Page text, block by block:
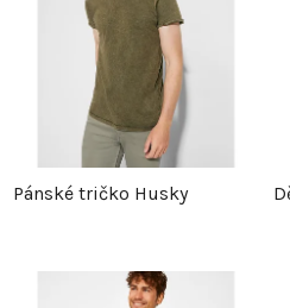
Pánské tričko Husky